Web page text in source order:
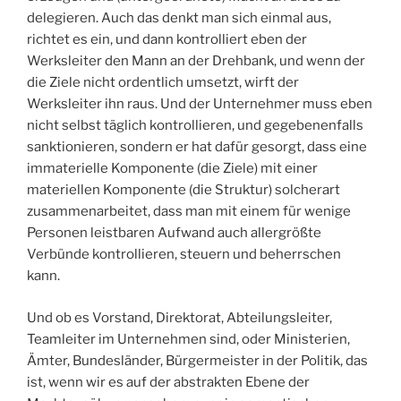
delegieren. Auch das denkt man sich einmal aus,
richtet es ein, und dann kontrolliert eben der
Werksleiter den Mann an der Drehbank, und wenn der
die Ziele nicht ordentlich umsetzt, wirft der
Werksleiter ihn raus. Und der Unternehmer muss eben
nicht selbst täglich kontrollieren, und gegebenenfalls
sanktionieren, sondern er hat dafür gesorgt, dass eine
immaterielle Komponente (die Ziele) mit einer
materiellen Komponente (die Struktur) solcherart
zusammenarbeitet, dass man mit einem für wenige
Personen leistbaren Aufwand auch allergrößte
Verbünde kontrollieren, steuern und beherrschen
kann.
Und ob es Vorstand, Direktorat, Abteilungsleiter,
Teamleiter im Unternehmen sind, oder Ministerien,
Ämter, Bundesländer, Bürgermeister in der Politik, das
ist, wenn wir es auf der abstrakten Ebene der